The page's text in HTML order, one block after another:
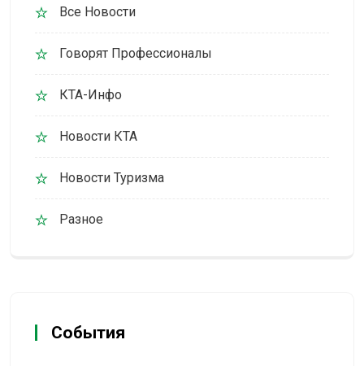
Все Новости
Говорят Профессионалы
КТА-Инфо
Новости КТА
Новости Туризма
Разное
События